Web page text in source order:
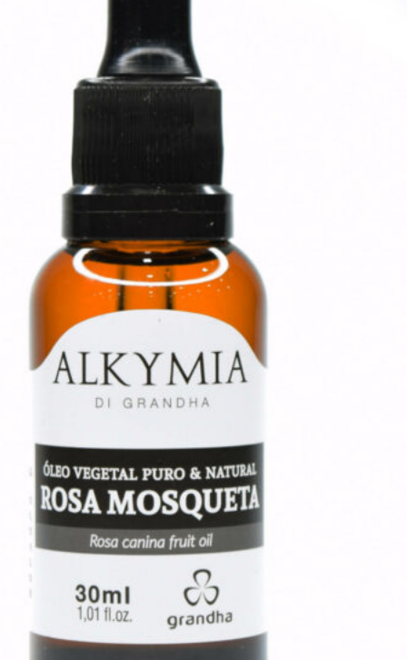
Durante a ação do escalda-pés,
pode-se aplicar uma pequena
quantidade de Body Soap nas
mãos e executar técnicas
manuais relaxantes nos pés, até
as panturrilhas. Finalmente,
enxaguar os pés, secar e, logo
em seguida, pode-se finalizar o
tratamento com Body Seduction
ou Acqua Soft Mix Oil.